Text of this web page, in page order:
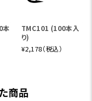
本
TMC101 (100本入
り)
¥2,178（税込）
商品